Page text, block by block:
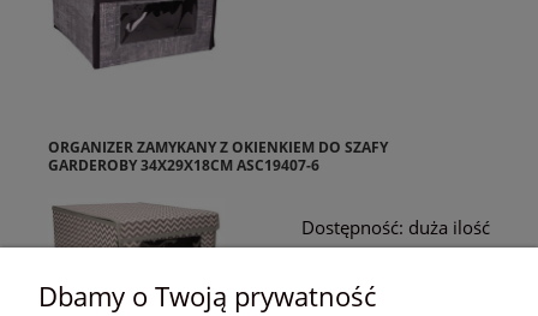
ORGANIZER ZAMYKANY Z OKIENKIEM DO SZAFY
GARDEROBY 34X29X18CM ASC19407-6
Dostępność: duża ilość
Dbamy o Twoją prywatność